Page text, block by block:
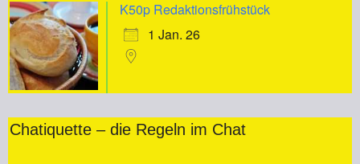
K50p Redaktionsfrühstück
1 Jan. 26
Chatiquette – die Regeln im Chat